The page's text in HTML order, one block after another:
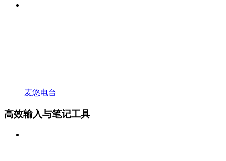
麦悠电台
高效输入与笔记工具